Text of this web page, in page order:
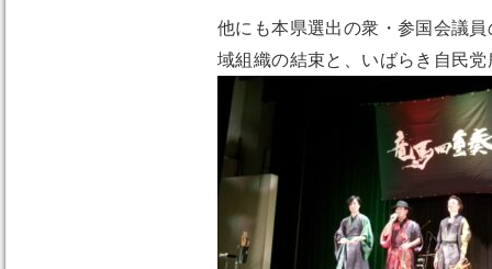
他にも本県選出の衆・参国会議
域組織の結束と、いばらき自民